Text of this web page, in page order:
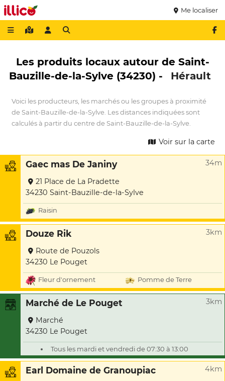
Me localiser
Les produits locaux autour de Saint-
Bauzille-de-la-Sylve (34230) -
Hérault
Voici les producteurs, les marchés ou les groupes à proximité
de Saint-Bauzille-de-la-Sylve. Les distances indiquées sont
calculés à partir du centre de Saint-Bauzille-de-la-Sylve.
Voir sur la carte
Gaec mas De Janiny 34m
21 Place de La Pradette
34230 Saint-Bauzille-de-la-Sylve
Raisin
Douze Rik 3km
Route de Pouzols
34230 Le Pouget
Fleur d'ornement Pomme de Terre
Marché de Le Pouget 3km
Marché
34230 Le Pouget
Tous les mardi et vendredi de 07:30 à 13:00
Earl Domaine de Granoupiac 4km